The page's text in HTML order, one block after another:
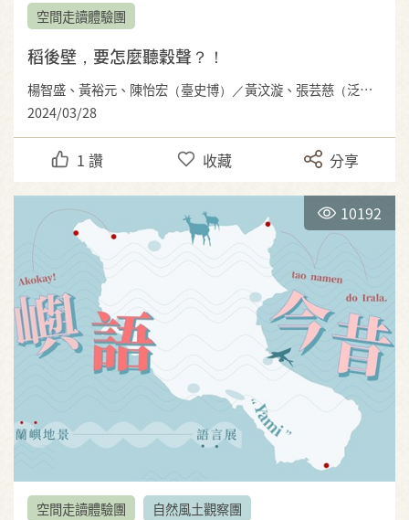
空間走讀體驗團
稻後壁，要怎麼聽穀聲？！
楊智盛、黃裕元、陳怡宏（臺史博）／黃汶漩、張芸慈（泛科知識）
2024/03/28
1 讚 收藏 分享
10192
空間走讀體驗團 自然風土觀察團